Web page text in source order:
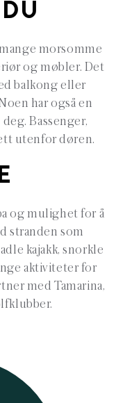
morsomme
og møbler. Det
balkong eller
har også en
Bassenger,
utenfor døren.
og mulighet for å
stranden som
kajakk, snorkle
aktiviteter for
med Tamarina,